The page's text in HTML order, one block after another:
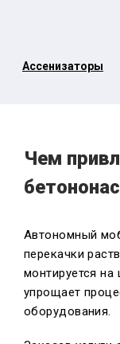
Ассенизаторы
Чем
Автономный
перекачки
монтируется на
упрощает
оборудования.